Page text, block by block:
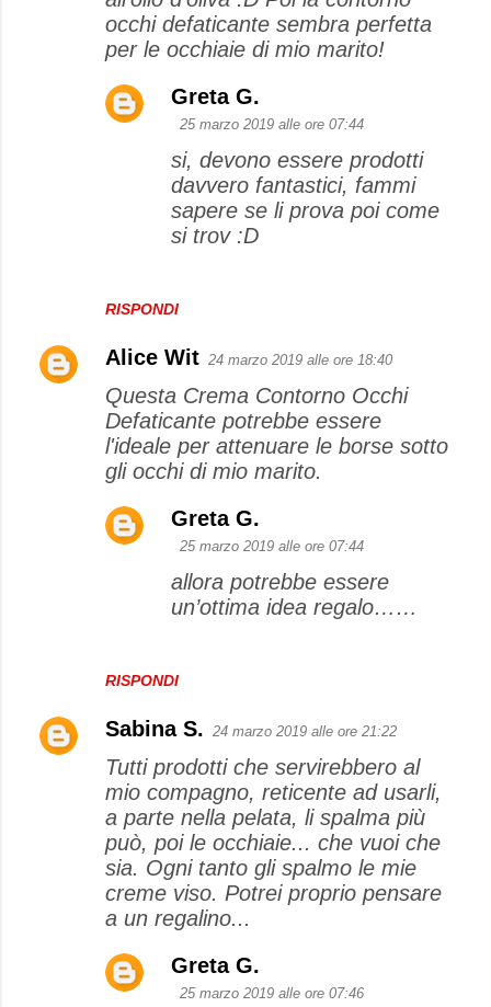
occhi defaticante sembra perfetta
per le occhiaie di mio marito!
RISPONDI
Greta G.
25 marzo 2019 alle ore 07:44
si, devono essere prodotti
davvero fantastici, fammi
sapere se li prova poi come
si trov :D
Alice Wit 24 marzo 2019 alle ore 18:40
Questa Crema Contorno Occhi
Defaticante potrebbe essere
l'ideale per attenuare le borse sotto
gli occhi di mio marito.
RISPONDI
Greta G.
25 marzo 2019 alle ore 07:44
allora potrebbe essere
un’ottima idea regalo……
Sabina S. 24 marzo 2019 alle ore 21:22
Tutti prodotti che servirebbero al
mio compagno, reticente ad usarli,
a parte nella pelata, li spalma più
può, poi le occhiaie... che vuoi che
sia. Ogni tanto gli spalmo le mie
creme viso. Potrei proprio pensare
a un regalino...
Greta G.
25 marzo 2019 alle ore 07:46